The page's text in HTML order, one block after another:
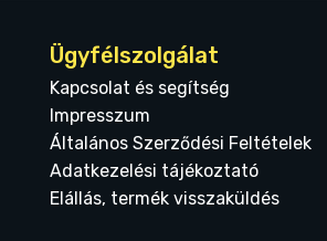
Ügyfélszolgálat
Kapcsolat és segítség
Impresszum
Általános Szerződési Feltételek
Adatkezelési tájékoztató
Elállás, termék visszaküldés